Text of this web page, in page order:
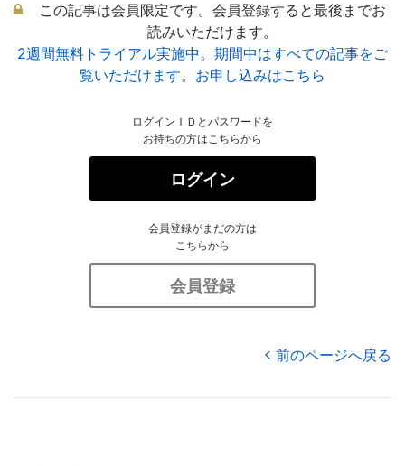
この記事は会員限定です。会員登録すると最後までお
読みいただけます。
2週間無料トライアル実施中。期間中はすべての記事をご
覧いただけます。お申し込みはこちら
ログインＩＤとパスワードを
お持ちの方はこちらから
ログイン
会員登録がまだの方は
こちらから
会員登録
前のページへ戻る